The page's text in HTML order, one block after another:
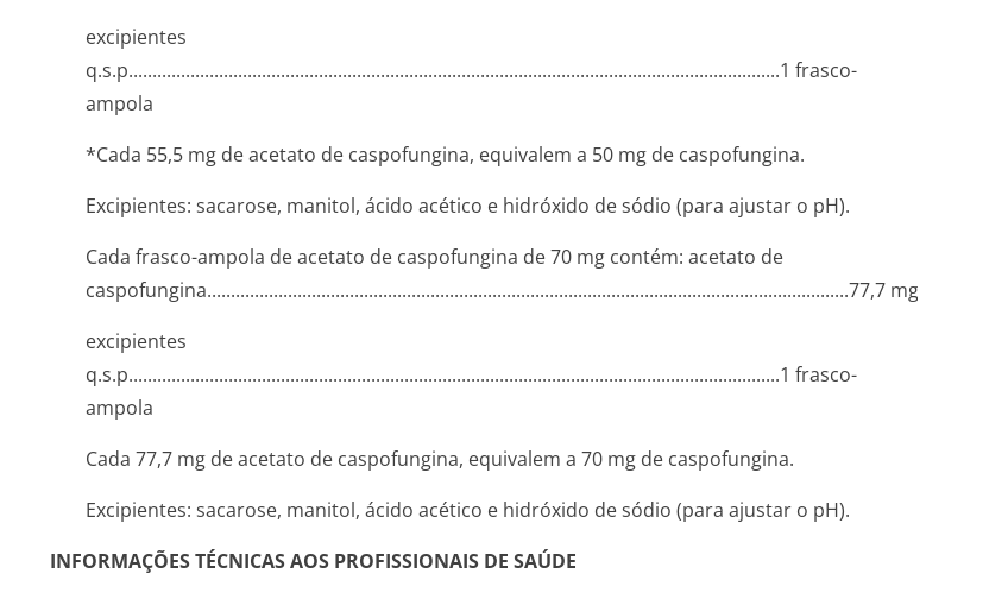
excipientes
q.s.p........­.............­.............­.............­.............­.............­.............­.............­.............­.............­............1 fras­co-
ampola
*Cada 55,5 mg de acetato de caspofungina, equivalem a 50 mg de caspofungina.
Excipientes: sacarose, manitol, ácido acético e hidróxido de sódio (para ajustar o pH).
Cada frasco-ampola de acetato de caspofungina de 70 mg contém: acetato de
caspofungina.­.............­.............­.............­.............­.............­.............­.............­.............­.............­.............­....77,7 mg
excipientes
q.s.p........­.............­.............­.............­.............­.............­.............­.............­.............­.............­............1 fras­co-
ampola
Cada 77,7 mg de acetato de caspofungina, equivalem a 70 mg de caspofungina.
Excipientes: sacarose, manitol, ácido acético e hidróxido de sódio (para ajustar o pH).
INFORMAÇÕES TÉCNICAS AOS PROFISSIONAIS DE SAÚDE